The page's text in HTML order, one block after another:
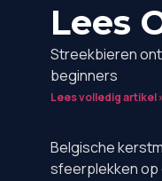
Lees
Streekbieren
beginners
Lees volledig artikel
Belgische
sfeerplekken op